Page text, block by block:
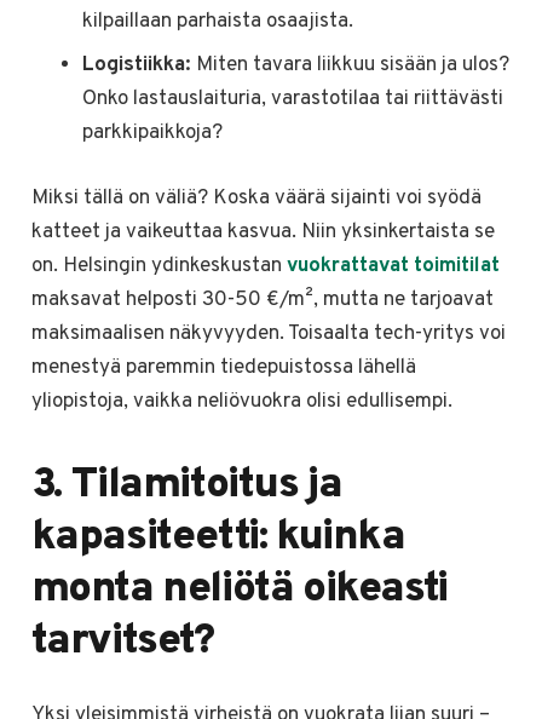
kilpaillaan parhaista osaajista.
Logistiikka: Miten tavara liikkuu sisään ja ulos?
Onko lastauslaituria, varastotilaa tai riittävästi
parkkipaikkoja?
Miksi tällä on väliä? Koska väärä sijainti voi syödä
katteet ja vaikeuttaa kasvua. Niin yksinkertaista se
on. Helsingin ydinkeskustan vuokrattavat toimitilat
maksavat helposti 30-50 €/m², mutta ne tarjoavat
maksimaalisen näkyvyyden. Toisaalta tech-yritys voi
menestyä paremmin tiedepuistossa lähellä
yliopistoja, vaikka neliövuokra olisi edullisempi.
3. Tilamitoitus ja
kapasiteetti: kuinka
monta neliötä oikeasti
tarvitset?